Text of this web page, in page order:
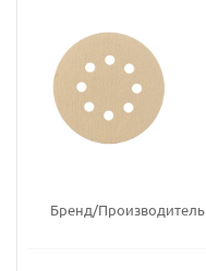
Бренд/Производитель